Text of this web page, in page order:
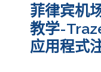
菲律宾机
教学-
应用程式